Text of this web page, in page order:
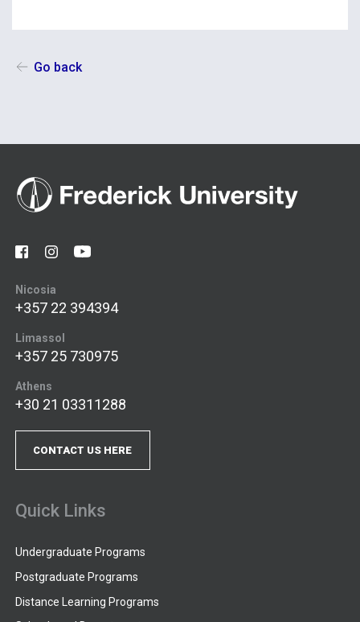
Go back
Nicosia
+357 22 394394
Limassol
+357 25 730975
Athens
+30 21 03311288
CONTACT US HERE
Quick Links
Undergraduate Programs
Postgraduate Programs
Distance Learning Programs